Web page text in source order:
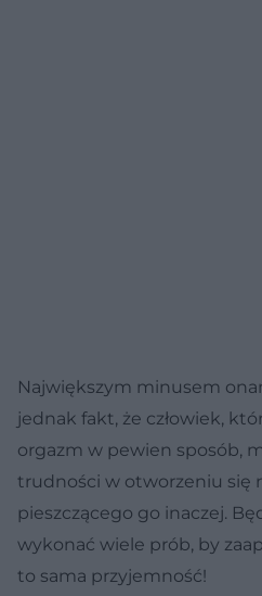
Największym minusem
jednak fakt, że człowiek,
orgazm w pewien sposób,
trudności w otworzeniu się
pieszczącego go inaczej.
wykonać wiele prób, by
to sama przyjemność!